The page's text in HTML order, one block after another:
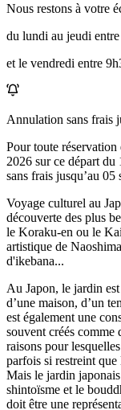
Nous restons à votre
du lundi au jeudi
et le vendredi entre
Annulation sans frais
Pour toute réservation
2026 sur ce départ du
sans frais jusqu’au 05
Voyage culturel au
découverte des plus
le Koraku-en ou le
artistique de
d'ikebana...
Au Japon, le jardin
d’une maison, d’un
est également une
souvent créés comme
raisons pour
parfois si restreint
Mais le jardin
shintoïsme et le
doit être une